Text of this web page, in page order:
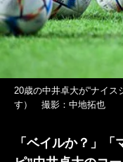
20歳の中井卓大が“ナイ
す） 撮影：中地拓也
「ベイルか？」